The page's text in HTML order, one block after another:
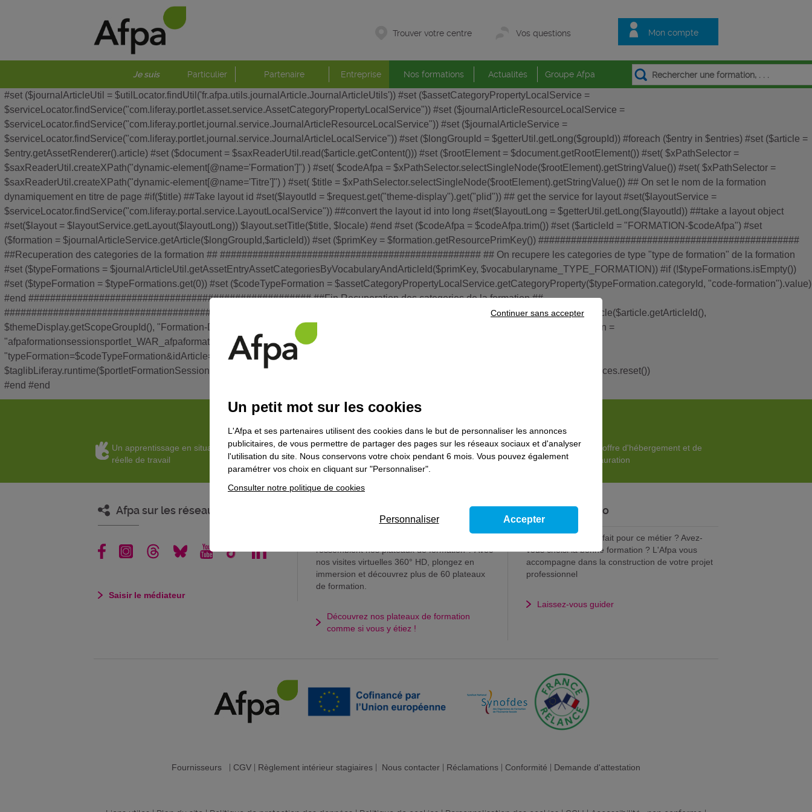
Mon compte
Trouver votre centre Vos questions
Je suis Particulier Partenaire Entreprise Nos formations Actualités Groupe Afpa
#set ($journalArticleUtil = $utilLocator.findUtil('fr.afpa.utils.journalArticle.JournalArticleUtils')) #set ($assetCategoryPropertyLocalService =
$serviceLocator.findService("com.liferay.portlet.asset.service.AssetCategoryPropertyLocalService")) #set ($journalArticleResourceLocalService =
$serviceLocator.findService("com.liferay.portlet.journal.service.JournalArticleResourceLocalService")) #set ($journalArticleService =
$serviceLocator.findService("com.liferay.portlet.journal.service.JournalArticleLocalService")) #set ($longGroupId = $getterUtil.getLong($groupId)) #foreach ($entry in $entries) #set ($article =
$entry.getAssetRenderer().article) #set ($document = $saxReaderUtil.read($article.getContent())) #set ($rootElement = $document.getRootElement()) #set( $xPathSelector =
$saxReaderUtil.createXPath("dynamic-element[@name='Formation']") ) #set( $codeAfpa = $xPathSelector.selectSingleNode($rootElement).getStringValue()) #set( $xPathSelector =
$saxReaderUtil.createXPath("dynamic-element[@name='Titre']") ) #set( $title = $xPathSelector.selectSingleNode($rootElement).getStringValue()) ## On set le nom de la formation
dynamiquement en titre de page #if($title) ##Take layout id #set($layoutId = $request.get("theme-display").get("plid")) ## get the service for layout #set($layoutService =
$serviceLocator.findService("com.liferay.portal.service.LayoutLocalService")) ##convert the layout id into long #set($layoutLong = $getterUtil.getLong($layoutId)) ##take a layout object
#set($layout = $layoutService.getLayout($layoutLong)) $layout.setTitle($title, $locale) #end #set ($codeAfpa = $codeAfpa.trim()) #set ($articleId = "FORMATION-$codeAfpa") #set
($formation = $journalArticleService.getArticle($longGroupId,$articleId)) #set ($primKey = $formation.getResourcePrimKey()) ################################################
##Recuperation des categories de la formation ## ################################################ ## On recupere les categories de type "type de formation" de la formation
#set ($typeFormations = $journalArticleUtil.getAssetEntryAssetCategoriesByVocabularyAndArticleId($primKey, $vocabularyname_TYPE_FORMATION)) #if (!$typeFormations.isEmpty())
#set ($typeFormation = $typeFormations.get(0)) #set ($codeTypeFormation = $assetCategoryPropertyLocalService.getCategoryProperty($typeFormation.categoryId, "code-formation").value)
#end #################################################### ##Fin Recuperation des categories de la formation ##
#################################################### ## Template de détail d'une formation déficitaire $taglibLiferay.journalArticle($article.getArticleId(),
$themeDisplay.getScopeGroupId(), "Formation-Deficitaire-Detail") ##portlet session formation #if ($formation) #set ($portletFormationSession =
"afpaformationsessionsportlet_WAR_afpaformationsessionportlet") #set ($queryString =
"typeFormation=$codeTypeFormation&idArticle=$article.getId()&codeFormation=$codeAfpa&title=$title")
$taglibLiferay.runtime($portletFormationSession, $queryString,$velocityPortletPreferences.toString()) #set ($VOID = $velocityPortletPreferences.reset())
#end #end
Un apprentissage en situation
réelle de travail
Une gamme de formations pour
tous les publics
Une présence sur tout le
territoire
Une offre d'hébergement et de
restauration
Afpa sur les réseaux
Saisir le médiateur
ressemblent nos plateaux de formation ? Avec
nos visites virtuelles 360° HD, plongez en
immersion et découvrez plus de 60 plateaux
de formation.
Découvrez nos plateaux de formation
comme si vous y étiez !
Votre avenir pro
Etes-vous vraiment fait pour ce métier ? Avez-
vous choisi la bonne formation ? L'Afpa vous
accompagne dans la construction de votre projet
professionnel
Laissez-vous guider
Fournisseurs CGV Règlement intérieur stagiaires Nous contacter Réclamations Conformité Demande d'attestation
Un petit mot sur les cookies
L'Afpa et ses partenaires utilisent des cookies dans le but de personnaliser les annonces
publicitaires, de vous permettre de partager des pages sur les réseaux sociaux et d'analyser
l'utilisation du site. Nous conservons votre choix pendant 6 mois. Vous pouvez également
paramétrer vos choix en cliquant sur "Personnaliser".
Consulter notre politique de cookies
Continuer sans accepter
Personnaliser Accepter